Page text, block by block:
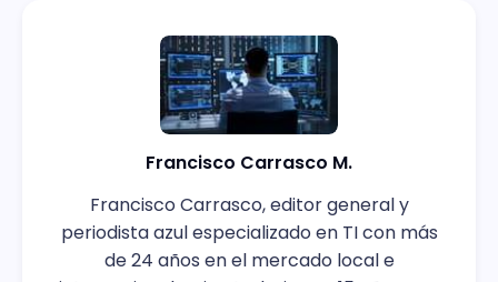
Francisco Carrasco M.
Francisco Carrasco, editor general y
periodista azul especializado en TI con más
de 24 años en el mercado local e